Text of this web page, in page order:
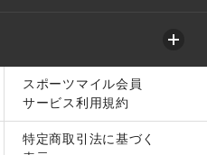
スポーツマイル会員
サービス利用規約
特定商取引法に基づく